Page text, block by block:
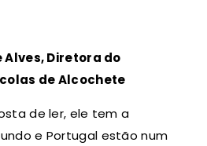
Diretora do
de Alcochete
de ler, ele tem a
e Portugal estão num